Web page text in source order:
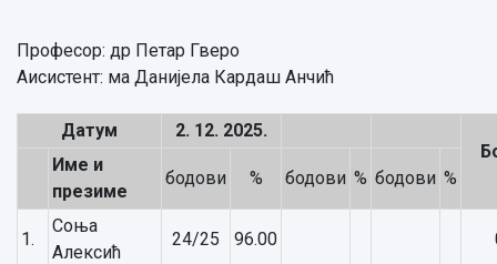
Професор: др Петар Гверо
Аисистент: ма Данијела Кардаш Анчић
Датум 2. 12. 2025.
Име и
презиме
бодови % бодови % бодови %
1.
Соња
Алексић
24/25 96.00